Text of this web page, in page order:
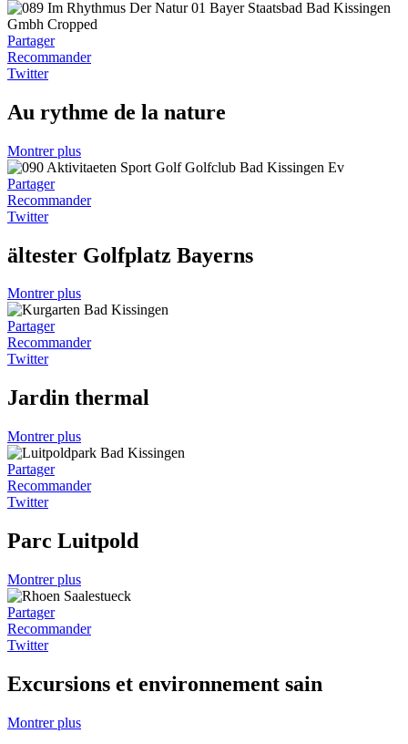
Partager
Recommander
Twitter
Au rythme de la nature
Montrer plus
Partager
Recommander
Twitter
ältester Golfplatz Bayerns
Montrer plus
Partager
Recommander
Twitter
Jardin thermal
Montrer plus
Partager
Recommander
Twitter
Parc Luitpold
Montrer plus
Partager
Recommander
Twitter
Excursions et environnement sain
Montrer plus